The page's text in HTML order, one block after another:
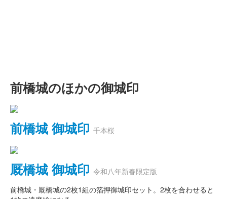
前橋城のほかの御城印
前橋城 御城印 千本桜
厩橋城 御城印 令和八年新春限定版
前橋城・厩橋城の2枚1組の箔押御城印セット。2枚を合わせると